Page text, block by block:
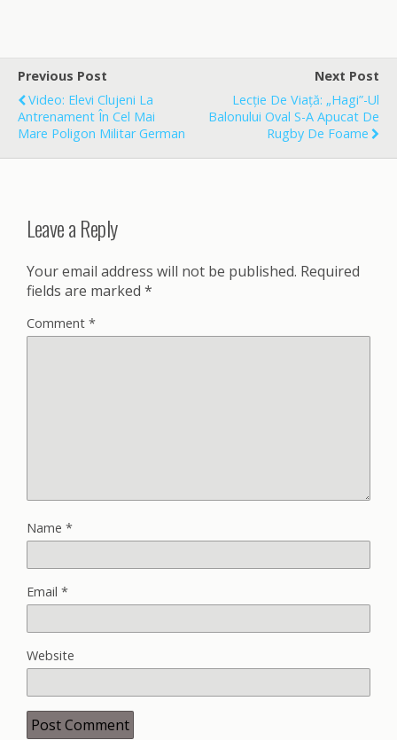
b
o
o
k
l
e
Previous Post
Video: Elevi Clujeni La
Antrenament În Cel Mai
Mare Poligon Militar German
Next Post
Lecție De Viață: „Hagi”-Ul
Balonului Oval S-A Apucat De
Rugby De Foame
Leave a Reply
Your email address will not be published. Required
fields are marked *
Comment *
Name *
Email *
Website